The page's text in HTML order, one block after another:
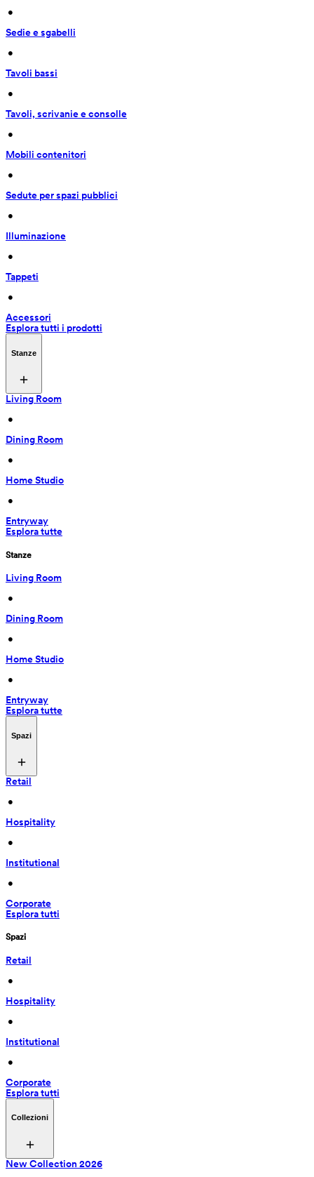
•
Sedie e sgabelli
•
Tavoli bassi
•
Tavoli, scrivanie e consolle
•
Mobili contenitori
•
Sedute per spazi pubblici
•
Illuminazione
•
Tappeti
•
Accessori
Esplora tutti i prodotti
Stanze
Living Room
•
Dining Room
•
Home Studio
•
Entryway
Esplora tutte
Stanze
Living Room
•
Dining Room
•
Home Studio
•
Entryway
Esplora tutte
Spazi
Retail
•
Hospitality
•
Institutional
•
Corporate
Esplora tutti
Spazi
Retail
•
Hospitality
•
Institutional
•
Corporate
Esplora tutti
Collezioni
New Collection 2026